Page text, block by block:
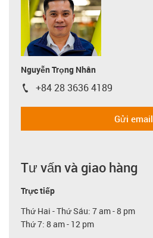
Nguyễn Trọng Nhân
igus-icon-phone
+84 28 3636 4189
Gửi email
Tư vấn và giao hàng
Trực tiếp
Thứ Hai - Thứ Sáu: 7 am - 8 pm
Thứ 7: 8 am - 12 pm